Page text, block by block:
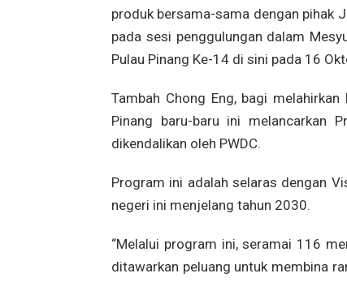
produk bersama-sama dengan pihak
pada sesi penggulungan dalam
Pulau Pinang Ke-14 di sini pada 16
Tambah Chong Eng, bagi
Pinang baru-baru ini melancarkan
dikendalikan oleh PWDC.
Program ini adalah selaras dengan
negeri ini menjelang tahun 2030.
“Melalui program ini, seramai 116
ditawarkan peluang untuk membina